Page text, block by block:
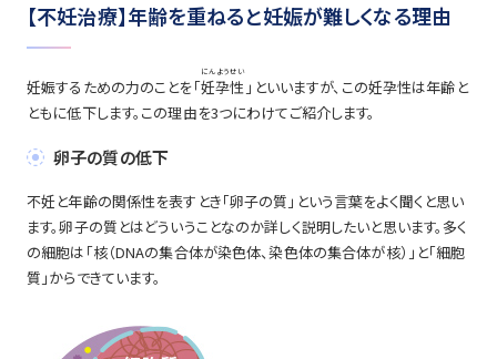
【不妊治療】年齢を重ねると妊娠が難しくなる理由
妊娠するための力のことを「妊孕性
にんようせい
」といいますが、この妊孕性は年齢と
ともに低下します。この理由を3つにわけてご紹介します。
卵子の質の低下
不妊と年齢の関係性を表すとき「卵子の質」という言葉をよく聞くと思い
ます。卵子の質とはどういうことなのか詳しく説明したいと思います。多く
の細胞は「核（DNAの集合体が染色体、染色体の集合体が核）」と「細胞
質」からできています。